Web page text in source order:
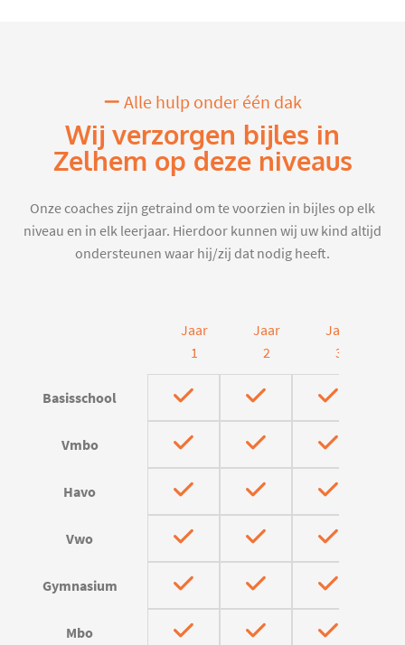
Alle hulp onder één dak
Wij verzorgen bijles in
Zelhem op deze niveaus
Onze coaches zijn getraind om te voorzien in bijles op elk
niveau en in elk leerjaar. Hierdoor kunnen wij uw kind altijd
ondersteunen waar hij/zij dat nodig heeft.
Jaar
1
Jaar
2
Jaar
3
Basisschool
Vmbo
Havo
Vwo
Gymnasium
Mbo